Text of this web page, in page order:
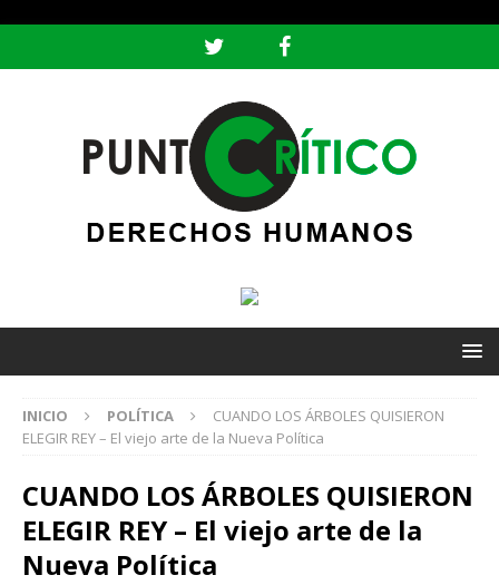
INICIO POLÍTICA
CUANDO LOS ÁRBOLES QUISIERON
ELEGIR REY – El viejo arte de la Nueva Política
CUANDO LOS ÁRBOLES QUISIERON
ELEGIR REY – El viejo arte de la
Nueva Política